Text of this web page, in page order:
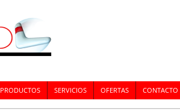
PRODUCTOS SERVICIOS OFERTAS CONTACTO